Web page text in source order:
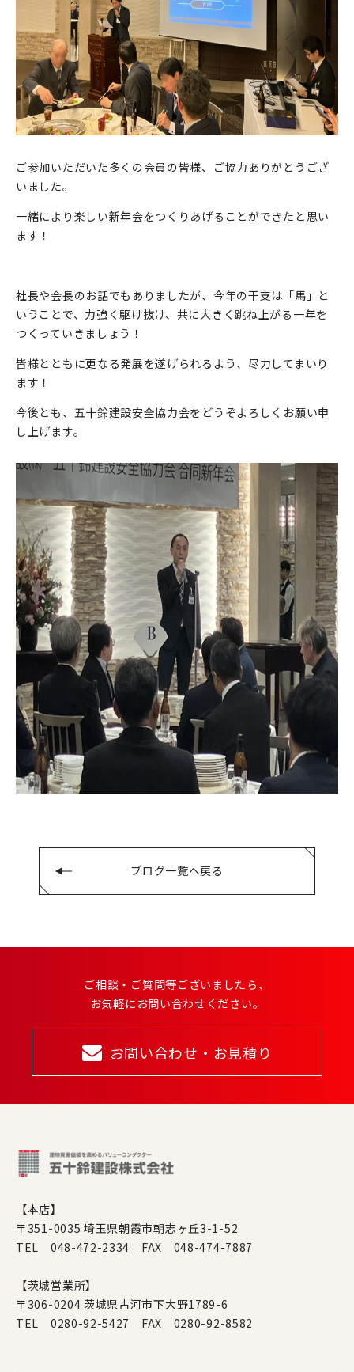
ご参加いただいた多くの会員の皆様、ご協力ありがとうござ
いました。
一緒により楽しい新年会をつくりあげることができたと思い
ます！
社長や会長のお話でもありましたが、今年の干支は「馬」と
いうことで、力強く駆け抜け、共に大きく跳ね上がる一年を
つくっていきましょう！
皆様とともに更なる発展を遂げられるよう、尽力してまいり
ます！
今後とも、五十鈴建設安全協力会をどうぞよろしくお願い申
し上げます。
ブログ一覧へ戻る
ご相談・ご質問等ございましたら、
お気軽にお問い合わせください。
お問い合わせ・お見積り
【本店】
〒351-0035 埼玉県朝霞市朝志ヶ丘3-1-52
TEL 048-472-2334 FAX 048-474-7887
【茨城営業所】
〒306-0204 茨城県古河市下大野1789-6
TEL 0280-92-5427 FAX 0280-92-8582